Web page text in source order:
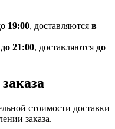
19:00, доставляются в
21:00, доставляются до
стоимости доставки
заказа.